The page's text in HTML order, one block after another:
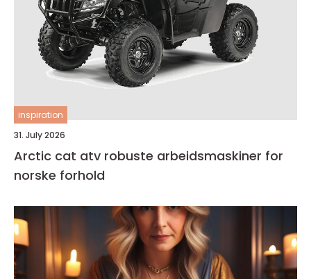
inspiration
31. July 2026
Arctic cat atv robuste arbeidsmaskiner for
norske forhold